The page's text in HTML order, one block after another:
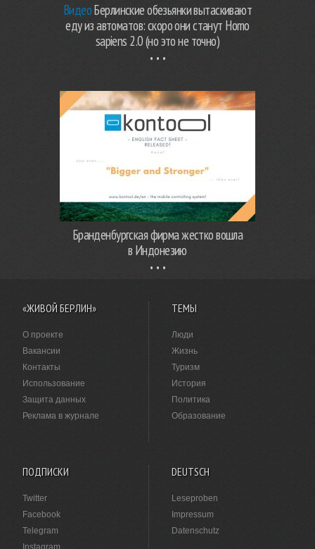
ВидеоБерлинские обезьянки вытаскивают
еду из автоматов: скоро они станут Homo
sapiens 2.0 (но это не точно)
Бранденбургская фирма жестко вошла
в Индонезию
«ЖИВОЙ БЕРЛИН»
О проекте
Вакансии
Контакты
Использование
Защита данных
Реклама в журнале
ТЕМЫ
Люди
Жизнь
Туризм
История
Политика
Образование
ПОДПИСКИ
Twitter
Facebook
Telegram
Instagram
DEUTSCH
Leseproben
Impressum
Datenschutz